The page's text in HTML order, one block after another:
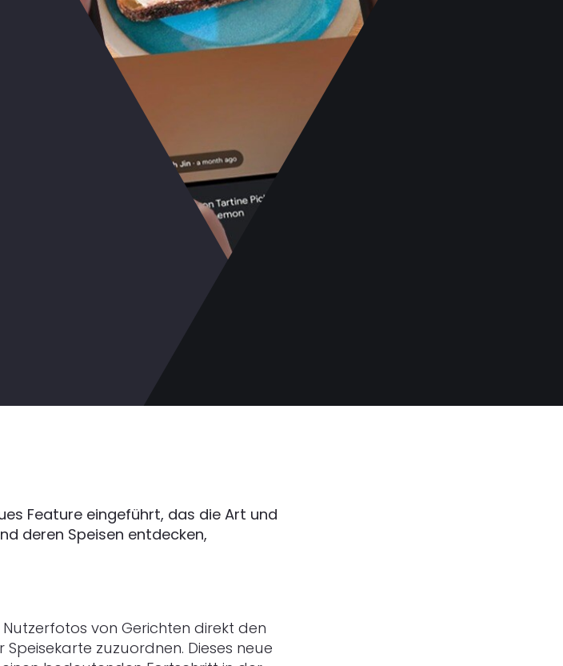
Feature eingeführt, das die Art und
deren Speisen entdecken,
von Gerichten direkt den
zuzuordnen. Dieses neue